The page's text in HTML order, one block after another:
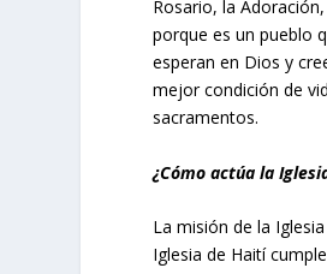
Rosario, la
porque es un pueblo
esperan en Dios y
mejor condición de
sacramentos.
¿Cómo actúa la
La misión de la
Iglesia de Haití